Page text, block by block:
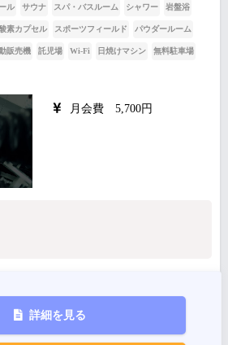
ル サウナ スパ・バスルーム シャワー 岩盤浴
素カプセル スポーツフィールド パウダールーム
販売機 託児場 Wi-Fi 日焼けマシン 無料駐車場
月会費 5,700円
詳細を見る